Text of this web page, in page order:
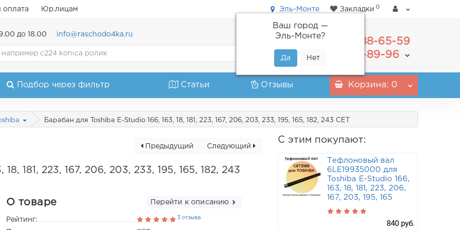
оплата Юр.лицам Эль-Монте
Ваш город —
Эль-Монте?
Закладки 0
до 18.00 info@raschodo4ka.ru
488-65-59
+7(800) 555-89-96
Подбор через фильтр Статьи Отзывы Корзина: 0
Барабан для Toshiba E-Studio 166, 163, 18, 181, 223, 167, 206, 203, 233, 195, 165, 182, 243 CET
Следующий
Предыдущий
181, 223, 167, 206, 203, 233, 195, 165, 182, 243
О товаре Перейти к описанию
Рейтинг: 3 отзыва
С этим покупают:
Тефлоновый вал
6LE19935000 для
Toshiba E-Studio 166,
163, 18, 181, 223, 206,
167, 203, 195, 165
840 руб.